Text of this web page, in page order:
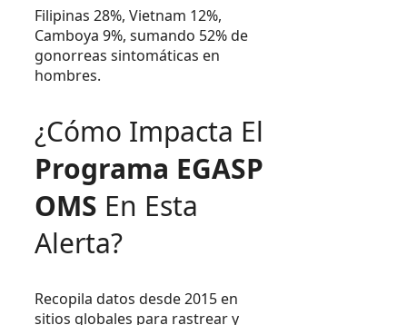
Filipinas 28%, Vietnam 12%,
Camboya 9%, sumando 52% de
gonorreas sintomáticas en
hombres.
¿Cómo Impacta El
Programa EGASP
OMS En Esta
Alerta?
Recopila datos desde 2015 en
sitios globales para rastrear y